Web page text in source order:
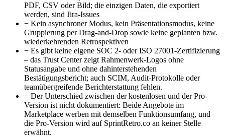
PDF, CSV oder Bild; die einzigen Daten, die exportiert
werden, sind Jira-Issues
− Kein asynchroner Modus, kein Präsentationsmodus, keine
Gruppierung per Drag-and-Drop sowie keine geplanten bzw.
wiederkehrenden Retrospektiven
− Es gibt keine eigene SOC 2- oder ISO 27001-Zertifizierung
– das Trust Center zeigt Rahmenwerk-Logos ohne
Statusangabe und ohne dahinterstehenden
Bestätigungsbericht; auch SCIM, Audit-Protokolle oder
teamübergreifende Berichterstattung fehlen.
− Der Unterschied zwischen der kostenlosen und der Pro-
Version ist nicht dokumentiert: Beide Angebote im
Marketplace werben mit demselben Funktionsumfang, und
die Pro-Version wird auf SprintRetro.co an keiner Stelle
erwähnt.